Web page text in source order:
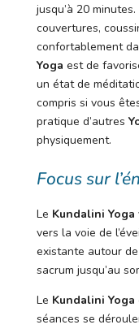
jusqu’à 20
couvertures,
confortablement
Yoga est de
un état de
compris si vous
pratique d’autres
physiquement.
Focus sur
Le Kundalini Yoga
vers la voie de
existante autour
sacrum jusqu’au
Le Kundalini Yoga
séances se